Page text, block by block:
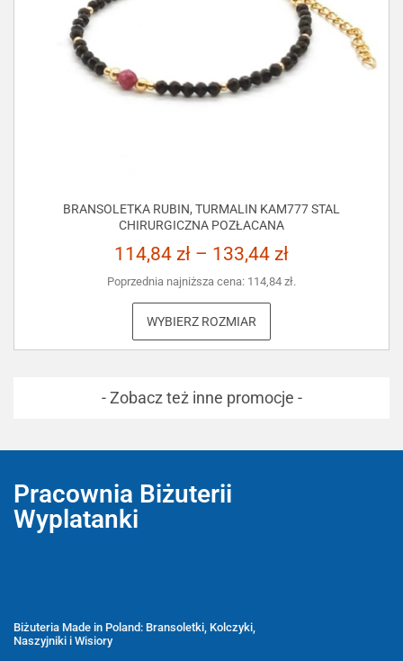
BRANSOLETKA RUBIN, TURMALIN KAM777 STAL
CHIRURGICZNA POZŁACANA
114,84 zł – 133,44 zł
Poprzednia najniższa cena: 114,84 zł.
WYBIERZ ROZMIAR
- Zobacz też inne promocje -
Pracownia Biżuterii
Wyplatanki
Biżuteria Made in Poland: Bransoletki, Kolczyki,
Naszyjniki i Wisiory